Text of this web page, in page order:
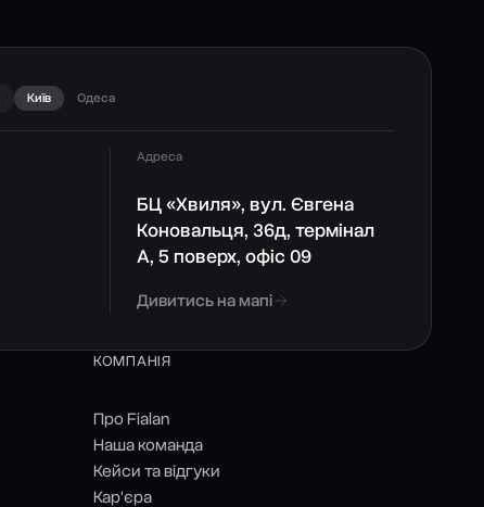
Київ Одеса
Адреса
БЦ «Хвиля», вул. Євгена
Коновальця, 36д, термінал
А, 5 поверх, офіс 09
Дивитись на мапі
КОМПАНІЯ
Про Fialan
Наша команда
Кейси та відгуки
Кар'єра